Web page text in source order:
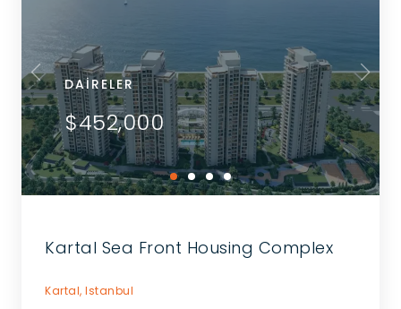
DAIRELER
$452,000
Kartal Sea Front Housing Complex
Kartal, Istanbul